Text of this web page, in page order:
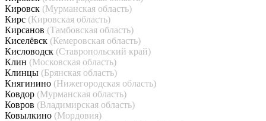
Кировск (Мурманская область)
Кирс (Кировская область)
Кирсанов (Тамбовская область)
Киселёвск (Кемеровская область)
Кисловодск (Ставропольский край)
Клин (Московская область)
Клинцы (Брянская область)
Княгинино (Нижегородская область)
Ковдор (Мурманская область)
Ковров (Владимирская область)
Ковылкино (Мордовия)